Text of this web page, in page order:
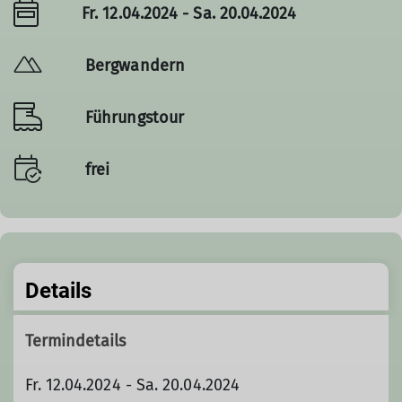
Fr. 12.04.2024 - Sa. 20.04.2024
Bergwandern
Führungstour
frei
Details
Termindetails
Fr. 12.04.2024 - Sa. 20.04.2024